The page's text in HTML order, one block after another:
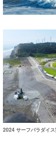
2024 サーフパラダイス